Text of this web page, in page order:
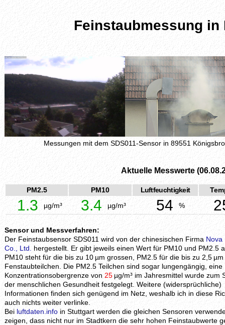
Feinstaubmessung
Messungen mit dem SDS011-Sensor in 89551
Aktuelle Messwerte
PM2.5 PM10 Luftfeuchtigkeit
1.3 µg/m³ 3.4 µg/m³ 54 %
Sensor und Messverfahren:
Der Feinstaubsensor SDS011 wird von der chinesischen Firma Nova
Co., Ltd.
hergestellt. Er gibt jeweils einen Wert für PM10 und PM2.5
PM10 steht für die bis zu 10 µm grossen, PM2.5 für die bis zu 2,5
Fenstaubteilchen. Die PM2.5 Teilchen sind sogar lungengängig, eine
Konzentrationsobergrenze von 25µg/m³ im Jahresmittel wurde zum
der menschlichen Gesundheit festgelegt. Weitere (widersprüchliche)
Informationen finden sich genügend im Netz, weshalb ich in diese
auch nichts weiter verlinke.
Bei luftdaten.info in Stuttgart werden die gleichen Sensoren
zeigen, dass nicht nur im Stadtkern die sehr hohen Feinstaubwerte